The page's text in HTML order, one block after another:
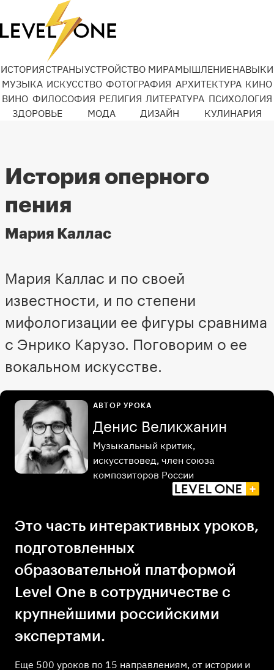
ИСТОРИЯСТРАНЫУСТРОЙСТВО МИРАМЫШЛЕНИЕНАВЫКИ
МУЗЫКА ИСКУССТВО ФОТОГРАФИЯ АРХИТЕКТУРА КИНО
ВИНО ФИЛОСОФИЯ РЕЛИГИЯ ЛИТЕРАТУРА ПСИХОЛОГИЯ
ЗДОРОВЬЕ
МОДА ДИЗАЙН КУЛИНАРИЯ
История оперного
пения
Мария Каллас
Мария Каллас и по своей
известности, и по степени
мифологизации ее фигуры сравнима
с Энрико Карузо. Поговорим о ее
вокальном искусстве.
Это часть интерактивных уроков,
подготовленных
образовательной платформой
Level One в сотрудничестве с
крупнейшими российскими
экспертами.
Еще 500 уроков по 15 направлениям, от истории и
АВТОР УРОКА
Денис Великжанин
Музыкальный критик,
искусствовед, член союза
композиторов России